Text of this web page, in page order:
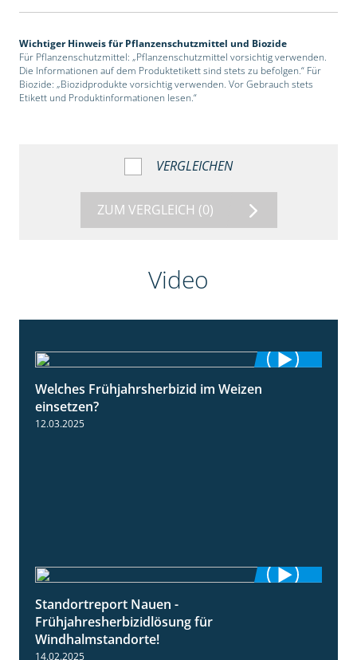
Wichtiger Hinweis für Pflanzenschutzmittel und Biozide
Für Pflanzenschutzmittel: „Pflanzenschutzmittel vorsichtig verwenden.
Die Informationen auf dem Produktetikett sind stets zu befolgen.“ Für
Biozide: „Biozidprodukte vorsichtig verwenden. Vor Gebrauch stets
Etikett und Produktinformationen lesen.“
VERGLEICHEN
ZUM VERGLEICH (0)
Video
Welches Frühjahrsherbizid im Weizen
einsetzen?
12.03.2025
Standortreport Nauen -
Frühjahresherbizidlösung für
Windhalmstandorte!
14.02.2025